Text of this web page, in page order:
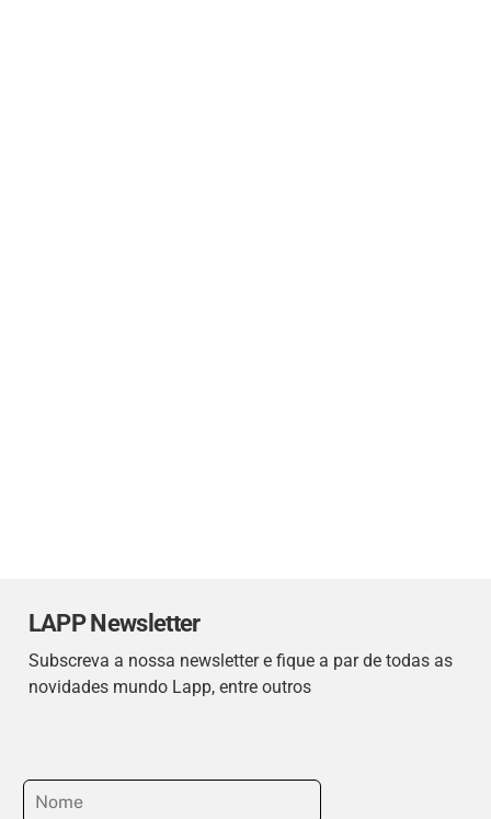
LAPP Newsletter
Subscreva a nossa newsletter e fique a par de todas as
novidades mundo Lapp, entre outros